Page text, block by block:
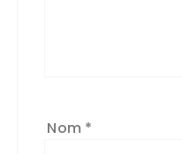
Nom *